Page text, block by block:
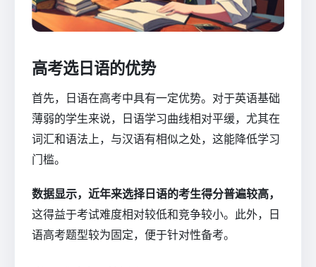
高考选日语的优势
首先，日语在高考中具有一定优势。对于英语基础
薄弱的学生来说，日语学习曲线相对平缓，尤其在
词汇和语法上，与汉语有相似之处，这能降低学习
门槛。
数据显示，近年来选择日语的考生得分普遍较高，
这得益于考试难度相对较低和竞争较小。此外，日
语高考题型较为固定，便于针对性备考。